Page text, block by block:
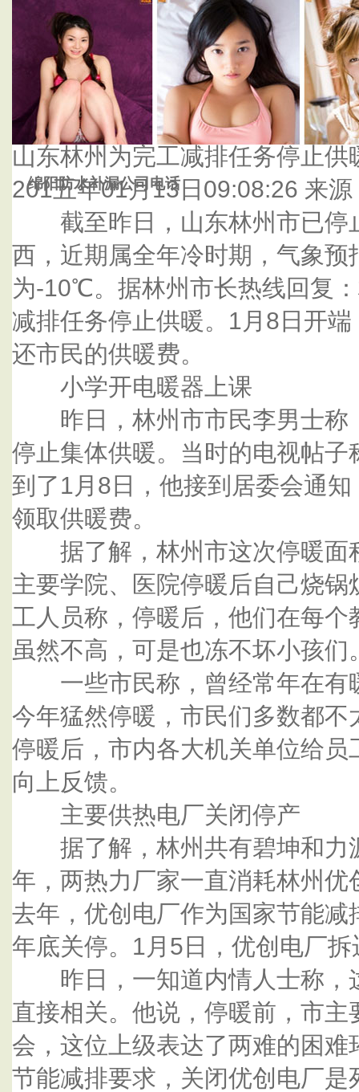
绵阳防水补漏公司电话
杭州泰鑫防水补漏公司
山东林州为完工减排任务停止供
201五年01月13日09:08:26 来
截至昨日，山东林州市已停
西，近期属全年冷时期，气象
为-10℃。据林州市长热线回复
减排任务停止供暖。1月8日开
还市民的供暖费。
小学开电暖器上课
昨日，林州市市民李男士称
停止集体供暖。当时的电视帖
到了1月8日，他接到居委会通
领取供暖费。
据了解，林州市这次停暖面
主要学院、医院停暖后自己烧
工人员称，停暖后，他们在每
虽然不高，可是也冻不坏小孩们
一些市民称，曾经常年在有
今年猛然停暖，市民们多数都
停暖后，市内各大机关单位给
向上反馈。
主要供热电厂关闭停产
据了解，林州共有碧坤和力
年，两热力厂家一直消耗林州
去年，优创电厂作为国家节能
年底关停。1月5日，优创电厂
昨日，一知道内情人士称，
直接相关。他说，停暖前，市
会，这位上级表达了两难的困
节能减排要求，关闭优创电厂